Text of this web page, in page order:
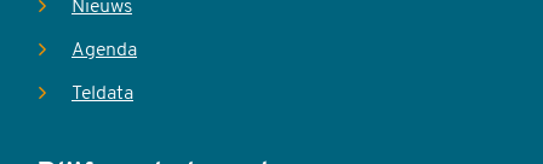
Nieuws
Agenda
Teldata